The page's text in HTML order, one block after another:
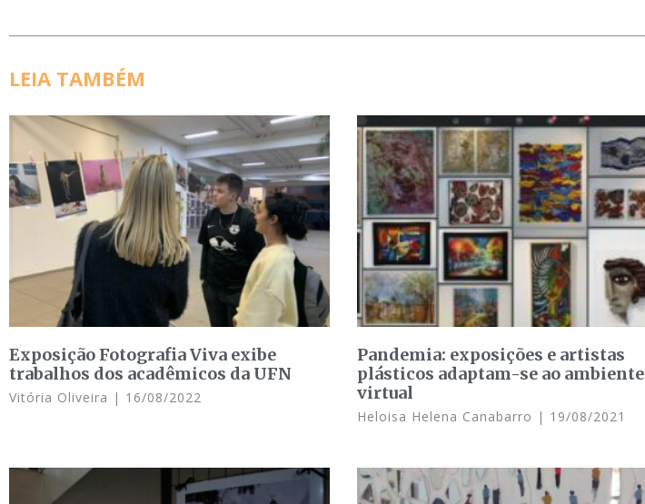
LEIA TAMBÉM
Exposição Fotografia Viva exibe
trabalhos dos acadêmicos da UFN
Vitória Oliveira 16/08/2022
Pandemia: exposições e artistas
plásticos adaptam-se ao ambiente
virtual
Heloisa Helena Canabarro 19/08/2021